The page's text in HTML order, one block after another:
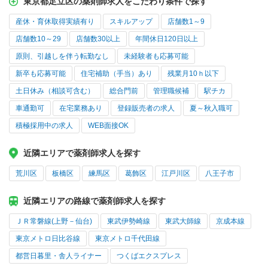
産休・育休取得実績有り スキルアップ 店舗数1～9
店舗数10～29 店舗数30以上 年間休日120日以上
原則、引越しを伴う転勤なし 未経験者も応募可能
新卒も応募可能 住宅補助（手当）あり 残業月10ｈ以下
土日休み（相談可含む） 総合門前 管理職候補 駅チカ
車通勤可 在宅業務あり 登録販売者の求人 夏～秋入職可
積極採用中の求人 WEB面接OK
近隣エリアで薬剤師求人を探す
荒川区 板橋区 練馬区 葛飾区 江戸川区 八王子市
近隣エリアの路線で薬剤師求人を探す
ＪＲ常磐線(上野－仙台) 東武伊勢崎線 東武大師線 京成本線
東京メトロ日比谷線 東京メトロ千代田線
都営日暮里・舎人ライナー つくばエクスプレス